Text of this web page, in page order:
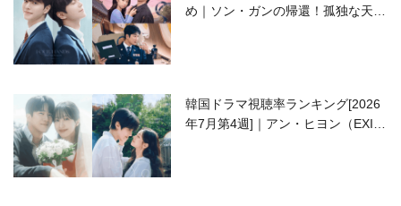
め｜ソン・ガンの帰還！孤独な天才
韓国ドラマ視聴率ランキング[2026
年7月第4週]｜アン・ヒヨン（EXID